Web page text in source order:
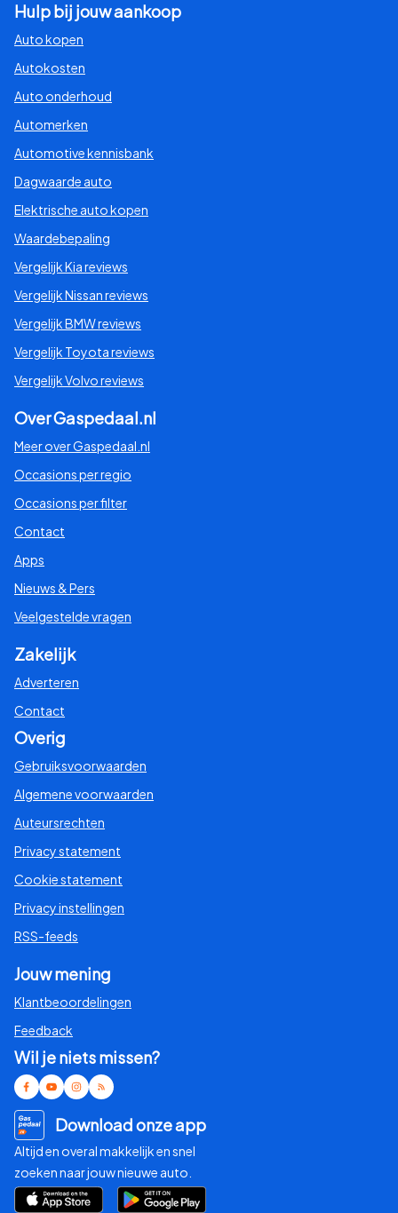
Hulp bij jouw aankoop
Auto kopen
Autokosten
Auto onderhoud
Automerken
Automotive kennisbank
Dagwaarde auto
Elektrische auto kopen
Waardebepaling
Vergelijk Kia reviews
Vergelijk Nissan reviews
Vergelijk BMW reviews
Vergelijk Toyota reviews
Vergelijk Volvo reviews
Over Gaspedaal.nl
Meer over Gaspedaal.nl
Occasions per regio
Occasions per filter
Contact
Apps
Nieuws & Pers
Veelgestelde vragen
Zakelijk
Adverteren
Contact
Overig
Gebruiksvoorwaarden
Algemene voorwaarden
Auteursrechten
Privacy statement
Cookie statement
Privacy instellingen
RSS-feeds
Jouw mening
Klantbeoordelingen
Feedback
Wil je niets missen?
Download onze app
Altijd en overal makkelijk en snel
zoeken naar jouw nieuwe auto.